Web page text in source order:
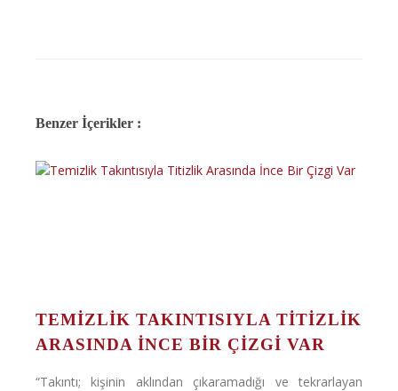
Benzer İçerikler :
TEMIZLIK TAKINTISIYLA TITIZLIK
ARASINDA İNCE BIR ÇIZGI VAR
“Takıntı; kişinin aklından çıkaramadığı ve tekrarlayan